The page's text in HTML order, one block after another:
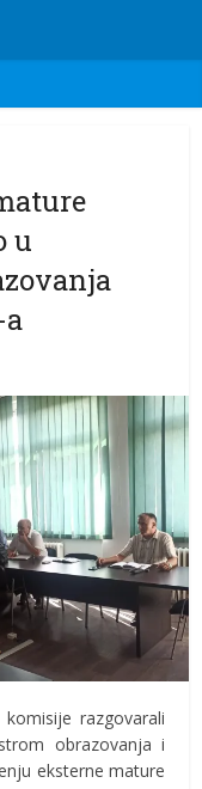
u
razgovarali
obrazovanja i
eksterne mature